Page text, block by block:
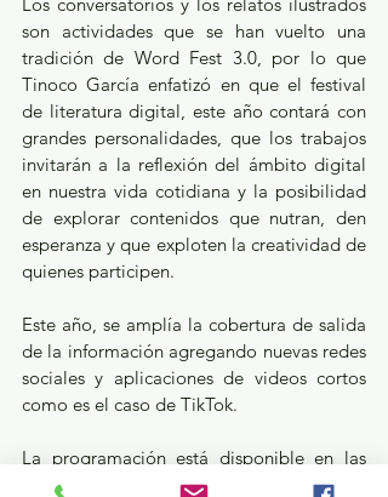
son actividades que se han vuelto una
tradición de Word Fest 3.0, por lo que
Tinoco García enfatizó en que el festival
de literatura digital, este año contará con
grandes personalidades, que los trabajos
invitarán a la reflexión del ámbito digital
en nuestra vida cotidiana y la posibilidad
de explorar contenidos que nutran, den
esperanza y que exploten la creatividad de
quienes participen.
Este año, se amplía la cobertura de salida
de la información agregando nuevas redes
sociales y aplicaciones de videos cortos
como es el caso de TikTok.
La programación está disponible en las
redes sociales de Facebook y Twitter: